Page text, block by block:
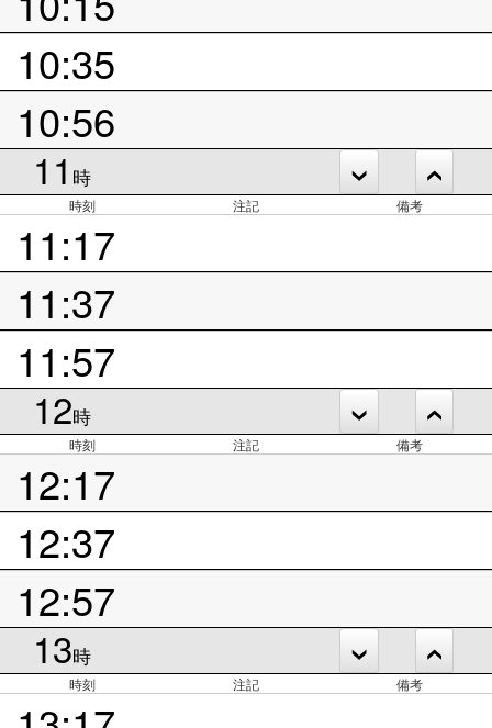
10:35
10:56
11 時
時刻 注記 備考
11:17
11:37
11:57
12時
時刻 注記 備考
12:17
12:37
12:57
13時
時刻 注記 備考